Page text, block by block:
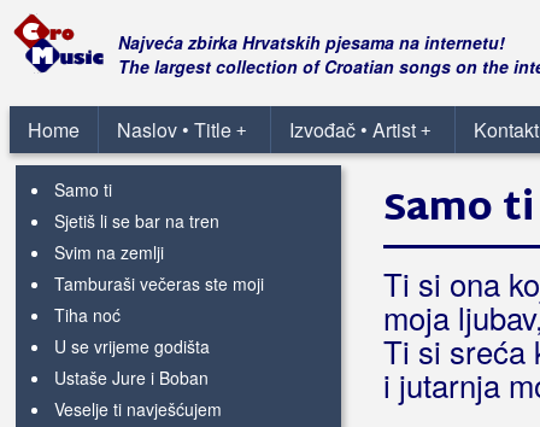
Najveća zbirka Hrvatskih pjesama na internetu!
The largest collection of Croatian songs on the
Home +
Naslov • Title +
Izvođač • Artist
Prid oltarom tvojim
Pričaj mi
Radujte se narodi
Riži, riži
Samo ti
Sjetiš li se bar na tren
Svim na zemlji
Tamburaši večeras ste moji
Tiha noć
U se vrijeme godišta
Ustaše Jure i Boban
Veselje ti navješćujem
Samo ti
Ti si ona
moja
Ti si sreća
i jutarnja